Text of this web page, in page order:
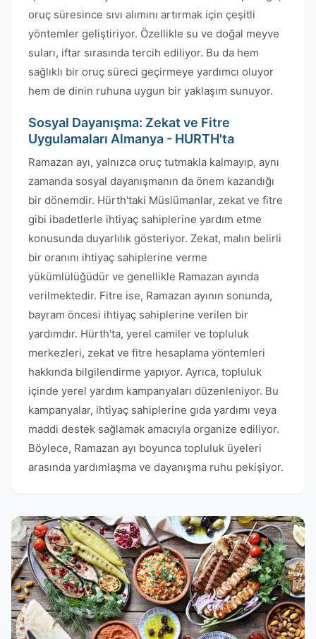
oruç süresince sıvı alımını artırmak için çeşitli
yöntemler geliştiriyor. Özellikle su ve doğal meyve
suları, iftar sırasında tercih ediliyor. Bu da hem
sağlıklı bir oruç süreci geçirmeye yardımcı oluyor
hem de dinin ruhuna uygun bir yaklaşım sunuyor.
Sosyal Dayanışma: Zekat ve Fitre
Uygulamaları Almanya - HURTH'ta
Ramazan ayı, yalnızca oruç tutmakla kalmayıp, aynı
zamanda sosyal dayanışmanın da önem kazandığı
bir dönemdir. Hürth'taki Müslümanlar, zekat ve fitre
gibi ibadetlerle ihtiyaç sahiplerine yardım etme
konusunda duyarlılık gösteriyor. Zekat, malın belirli
bir oranını ihtiyaç sahiplerine verme
yükümlülüğüdür ve genellikle Ramazan ayında
verilmektedir. Fitre ise, Ramazan ayının sonunda,
bayram öncesi ihtiyaç sahiplerine verilen bir
yardımdır. Hürth'ta, yerel camiler ve topluluk
merkezleri, zekat ve fitre hesaplama yöntemleri
hakkında bilgilendirme yapıyor. Ayrıca, topluluk
içinde yerel yardım kampanyaları düzenleniyor. Bu
kampanyalar, ihtiyaç sahiplerine gıda yardımı veya
maddi destek sağlamak amacıyla organize ediliyor.
Böylece, Ramazan ayı boyunca topluluk üyeleri
arasında yardımlaşma ve dayanışma ruhu pekişiyor.